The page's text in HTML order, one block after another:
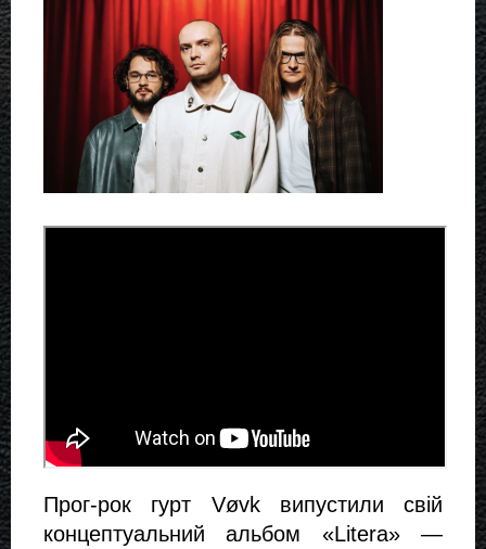
Прог-рок гурт Vøvk випустили свій
концептуальний альбом «Litera» —